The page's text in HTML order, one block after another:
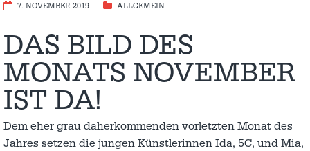
7. NOVEMBER 2019 ALLGEMEIN
DAS BILD DES
MONATS NOVEMBER
IST DA!
Dem eher grau daherkommenden vorletzten Monat des
Jahres setzen die jungen Künstlerinnen Ida, 5C, und Mia,